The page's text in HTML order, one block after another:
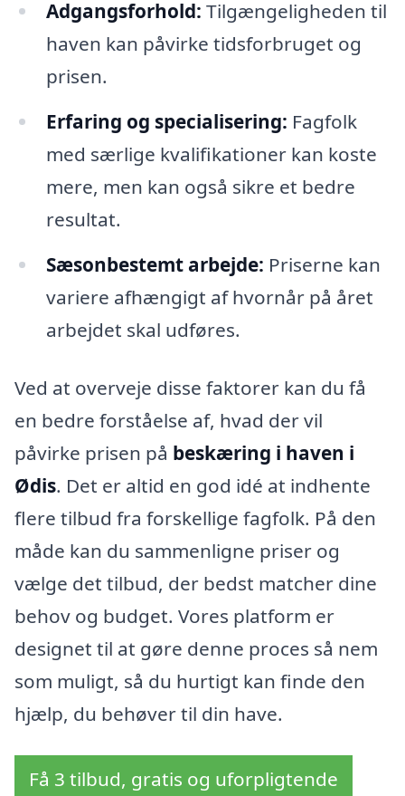
Adgangsforhold: Tilgængeligheden til
haven kan påvirke tidsforbruget og
prisen.
Erfaring og specialisering: Fagfolk
med særlige kvalifikationer kan koste
mere, men kan også sikre et bedre
resultat.
Sæsonbestemt arbejde: Priserne kan
variere afhængigt af hvornår på året
arbejdet skal udføres.
Ved at overveje disse faktorer kan du få
en bedre forståelse af, hvad der vil
påvirke prisen på beskæring i haven i
Ødis. Det er altid en god idé at indhente
flere tilbud fra forskellige fagfolk. På den
måde kan du sammenligne priser og
vælge det tilbud, der bedst matcher dine
behov og budget. Vores platform er
designet til at gøre denne proces så nem
som muligt, så du hurtigt kan finde den
hjælp, du behøver til din have.
Få 3 tilbud, gratis og uforpligtende